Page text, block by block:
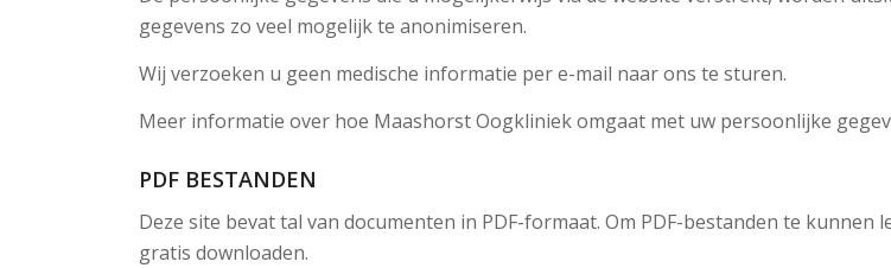
gegevens zo veel mogelijk te anonimiseren.
Wij verzoeken u geen medische informatie per e-mail naar ons te sturen.
Meer informatie over hoe Maashorst Oogkliniek omgaat met uw persoonlijke
PDF BESTANDEN
Deze site bevat tal van documenten in PDF-formaat. Om PDF-bestanden te
gratis downloaden.